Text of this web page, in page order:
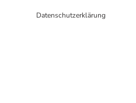
Datenschutzerklärung